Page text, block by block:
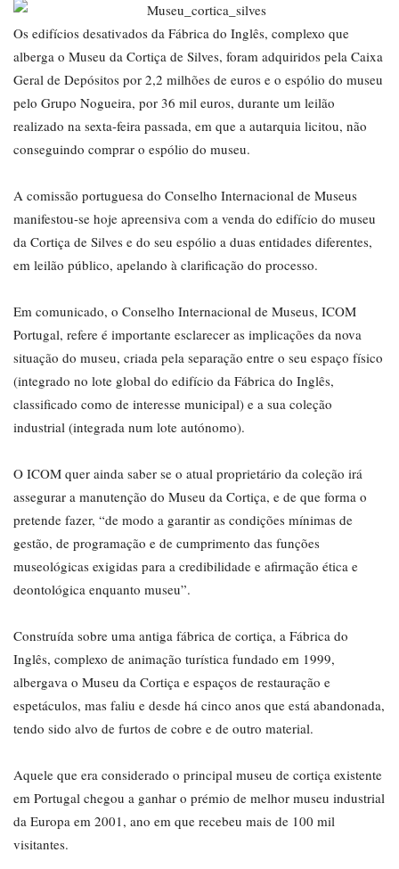
Os edifícios desativados da Fábrica do Inglês, complexo que
alberga o Museu da Cortiça de Silves, foram adquiridos pela Caixa
Geral de Depósitos por 2,2 milhões de euros e o espólio do museu
pelo Grupo Nogueira, por 36 mil euros, durante um leilão
realizado na sexta-feira passada, em que a autarquia licitou, não
conseguindo comprar o espólio do museu.
A comissão portuguesa do Conselho Internacional de Museus
manifestou-se hoje apreensiva com a venda do edifício do museu
da Cortiça de Silves e do seu espólio a duas entidades diferentes,
em leilão público, apelando à clarificação do processo.
Em comunicado, o Conselho Internacional de Museus, ICOM
Portugal, refere é importante esclarecer as implicações da nova
situação do museu, criada pela separação entre o seu espaço físico
(integrado no lote global do edifício da Fábrica do Inglês,
classificado como de interesse municipal) e a sua coleção
industrial (integrada num lote autónomo).
O ICOM quer ainda saber se o atual proprietário da coleção irá
assegurar a manutenção do Museu da Cortiça, e de que forma o
pretende fazer, “de modo a garantir as condições mínimas de
gestão, de programação e de cumprimento das funções
museológicas exigidas para a credibilidade e afirmação ética e
deontológica enquanto museu”.
Construída sobre uma antiga fábrica de cortiça, a Fábrica do
Inglês, complexo de animação turística fundado em 1999,
albergava o Museu da Cortiça e espaços de restauração e
espetáculos, mas faliu e desde há cinco anos que está abandonada,
tendo sido alvo de furtos de cobre e de outro material.
Aquele que era considerado o principal museu de cortiça existente
em Portugal chegou a ganhar o prémio de melhor museu industrial
da Europa em 2001, ano em que recebeu mais de 100 mil
visitantes.